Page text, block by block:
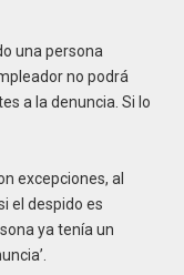
una persona
no podrá
a la denuncia. Si lo
excepciones, al
el despido es
ya tenía un